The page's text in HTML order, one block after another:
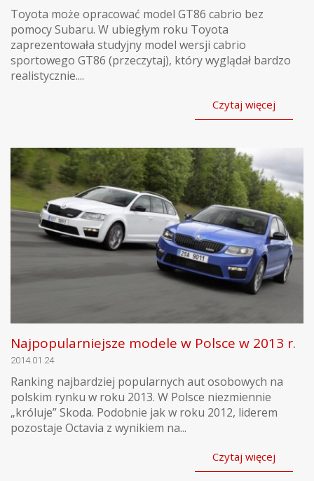
Toyota może opracować model GT86 cabrio bez
pomocy Subaru. W ubiegłym roku Toyota
zaprezentowała studyjny model wersji cabrio
sportowego GT86 (przeczytaj), który wyglądał bardzo
realistycznie....
Czytaj więcej
Najpopularniejsze modele w Polsce w 2013 r.
2014.01.24
Ranking najbardziej popularnych aut osobowych na
polskim rynku w roku 2013. W Polsce niezmiennie
„króluje” Skoda. Podobnie jak w roku 2012, liderem
pozostaje Octavia z wynikiem na...
Czytaj więcej